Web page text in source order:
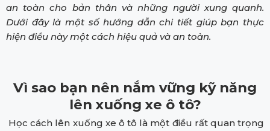
an toàn cho bản thân và những người xung quanh.
Dưới đây là một số hướng dẫn chi tiết giúp bạn thực
hiện điều này một cách hiệu quả và an toàn.
Vì sao bạn nên nắm vững kỹ năng
lên xuống xe ô tô?
Học cách lên xuống xe ô tô là một điều rất quan trọng